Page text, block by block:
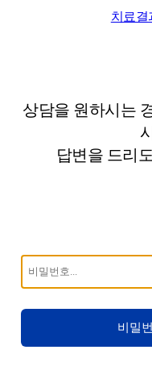
치료결
상담을 원하시는
답변을 드리
비밀